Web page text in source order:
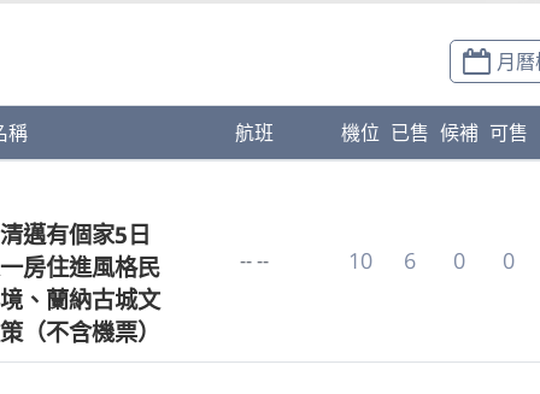
月
稱 航班 機位 已售 候補 可售
邁有個家5日
房住進風格民
、蘭納古城文
（不含機票）
-- -- 10 6 0 0